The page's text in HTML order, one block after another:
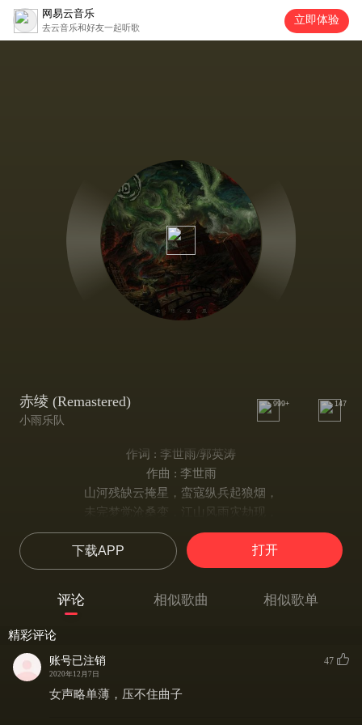
网易云音乐
去云音乐和好友一起听歌
立即体验
赤绫 (Remastered)
小雨乐队
999+ 147
作词 : 李世雨/郭英涛
作曲 : 李世雨
山河残缺云掩星，蛮寇纵兵起狼烟，
未完梦觉沧桑变，江山风雨灾劫现，
昨夜繁华，今日凋零。
淮安义女落红尘，遗训未忘诵兵阵，
青眼把得英雄识，共志登马请长缨，
红颜忠烈男儿志，纵使须眉亦难甚！
执戟安国，女儿又何妨。
下载APP 打开
评论 相似歌曲 相似歌单
精彩评论
账号已注销
2020年12月7日
47
女声略单薄，压不住曲子